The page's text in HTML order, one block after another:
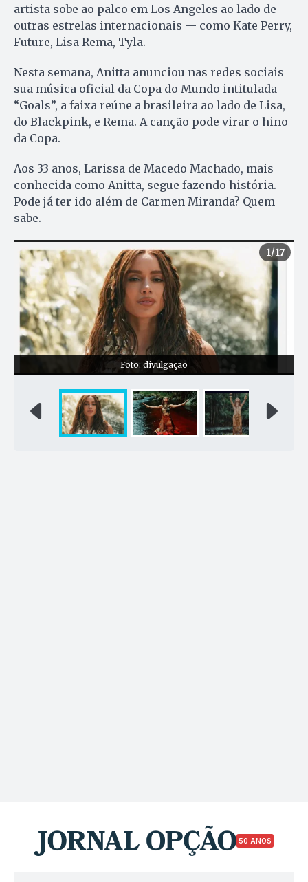
artista sobe ao palco em Los Angeles ao lado de
outras estrelas internacionais — como Kate Perry,
Future, Lisa Rema, Tyla.
Nesta semana, Anitta anunciou nas redes sociais
sua música oficial da Copa do Mundo intitulada
“Goals”, a faixa reúne a brasileira ao lado de Lisa,
do Blackpink, e Rema. A canção pode virar o hino
da Copa.
Aos 33 anos, Larissa de Macedo Machado, mais
conhecida como Anitta, segue fazendo história.
Pode já ter ido além de Carmen Miranda? Quem
sabe.
1/17
Foto: divulgação
50 ANOS